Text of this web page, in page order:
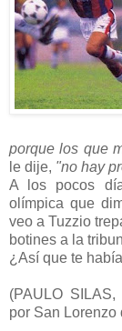
porque los que
le dije, "no hay
A los pocos
olímpica que
veo a Tuzzio
botines a la
¿Así que te
(PAULO
por San Lorenzo